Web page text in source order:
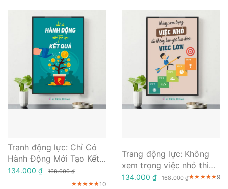
Tranh động lực: Chỉ Có
Hành Động Mới Tạo Kết
Quả
134.000 ₫ 168.000 ₫
★★★★★
★★★★★
★★★★★10
Trang động lực: Không
xem trọng việc nhỏ thì
không bao giờ làm được
134.000 ₫ 168.000 ₫★★★★★
★★★★★
★★★★★ 9